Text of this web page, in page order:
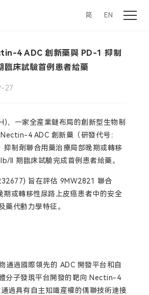
简 EN
4 ADC 創新藥與 PD-1 抑制
床試驗首例患者給藥
27
，一家全産業鏈布局的創新型生物制
4 ADC 創新藥（研發代号：
制劑聯合用藥治療局部晚期或轉移
II 期臨床試驗完成首例患者給藥。
旨在評估 9MW2821 聯合
期或轉移性尿路上皮癌患者中的安全
藥代動力學特征。
通過國際領先的 ADC 開發平台和自
分子發現平台開發的靶向 Nectin-4
過具有自主知識産權的偶聯技術連接